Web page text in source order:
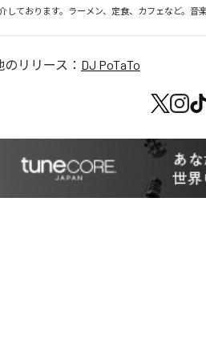
しております。ラーメン、定食、カフェなど。音
のリリース： DJ PoTaTo